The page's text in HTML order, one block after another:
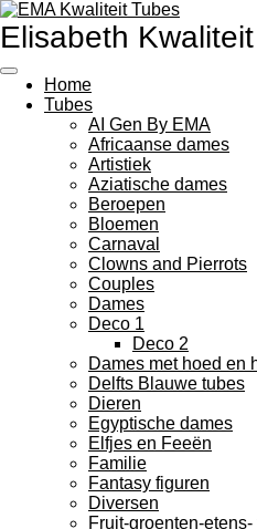
Ga
direct
de
hoofdinhoud
Elisabeth
Home
Tubes
AI Gen By EMA
Africaanse dames
Artistiek
Aziatische dames
Beroepen
Bloemen
Carnaval
Clowns and Pierrots
Couples
Dames
Deco 1
Deco 2
Dames met hoed en
Delfts Blauwe tubes
Dieren
Egyptische dames
Elfjes en Feeën
Familie
Fantasy figuren
Diversen
Fruit-groenten-etens-